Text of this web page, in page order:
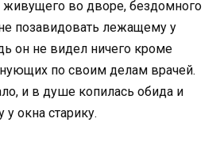
во дворе, бездомного
позавидовать лежащему у
он не видел ничего кроме
по своим делам врачей.
и в душе копилась обида и
окна старику.